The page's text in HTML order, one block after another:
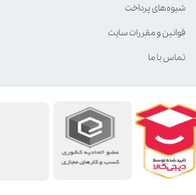
شیوه‌های پرداخت
قوانین و مقررات سایت
تماس با ما